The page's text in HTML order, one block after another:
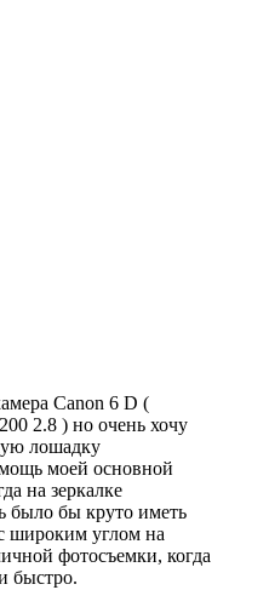
Canon 6 D (
2.8 ) но очень хочу
лошадку
моей основной
на зеркалке
было бы круто иметь
широким углом на
фотосъемки, когда
быстро.